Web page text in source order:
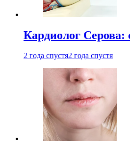
Кардиолог
2 года спустя2 года спустя